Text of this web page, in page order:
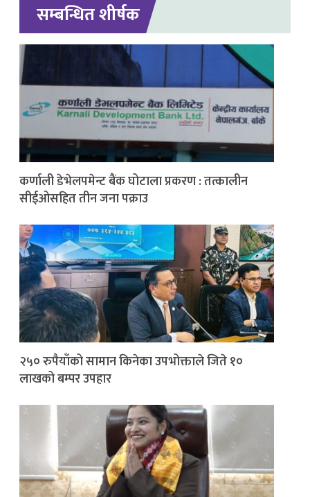
सम्बन्धित शीर्षक
कर्णाली डेभेलपमेन्ट बैंक घोटाला प्रकरण : तत्कालीन
सीईओसहित तीन जना पक्राउ
२५० रुपैयाँको सामान किनेका उपभोक्ताले जिते १०
लाखको बम्पर उपहार